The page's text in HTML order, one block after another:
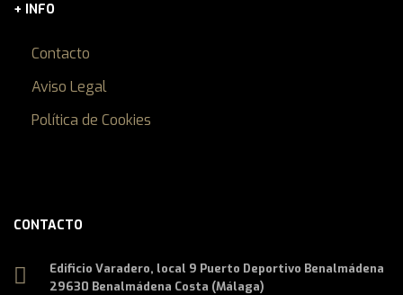
+ INFO
Contacto
Aviso Legal
Política de Cookies
CONTACTO
Edificio Varadero, local 9 Puerto Deportivo Benalmádena
29630 Benalmádena Costa (Málaga)